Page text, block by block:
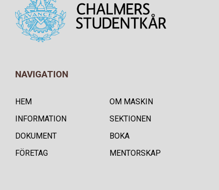
NAVIGATION
HEM
OM MASKIN
INFORMATION
SEKTIONEN
DOKUMENT
BOKA
FÖRETAG
MENTORSKAP